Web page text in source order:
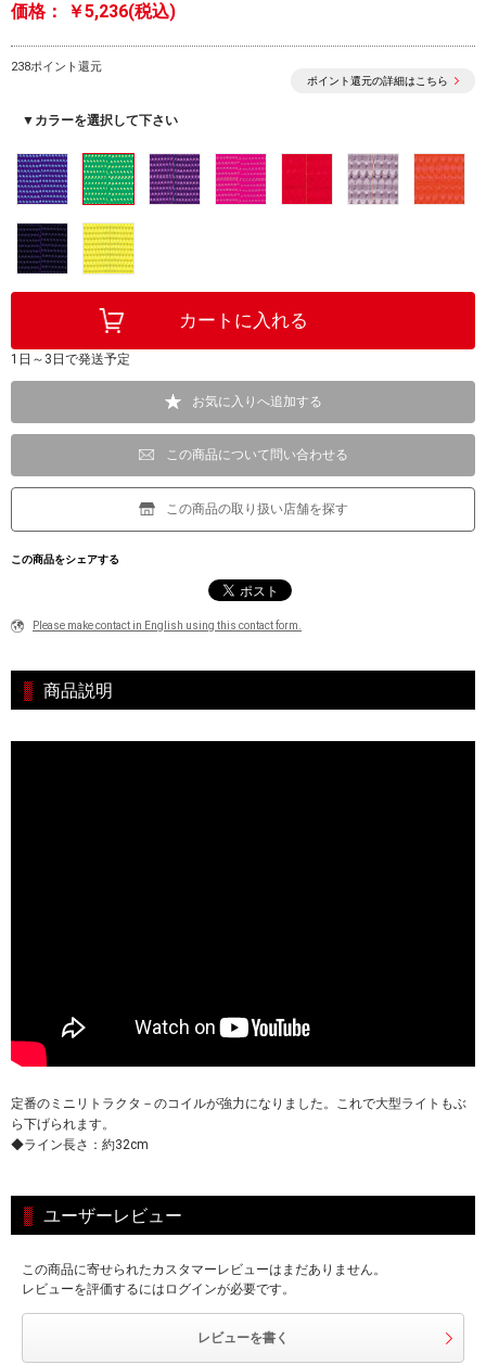
価格： ￥5,236(税込)
238ポイント還元
ポイント還元の詳細はこちら
▼カラーを選択して下さい
1日～3日で発送予定
お気に入りへ追加する
この商品について問い合わせる
この商品の取り扱い店舗を探す
この商品をシェアする
Please make contact in English using this contact form.
商品説明
定番のミニリトラクタ－のコイルが強力になりました。これで大型ライトもぶ
ら下げられます。
◆ライン長さ：約32cm
ユーザーレビュー
この商品に寄せられたカスタマーレビューはまだありません。
レビューを評価するにはログインが必要です。
レビューを書く